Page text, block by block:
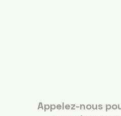
Appelez-nous